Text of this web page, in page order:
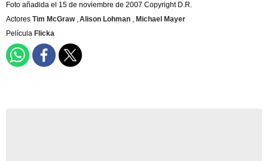
Foto añadida el 15 de noviembre de 2007 Copyright D.R.
Actores Tim McGraw ,Alison Lohman , Michael Mayer
Película Flicka